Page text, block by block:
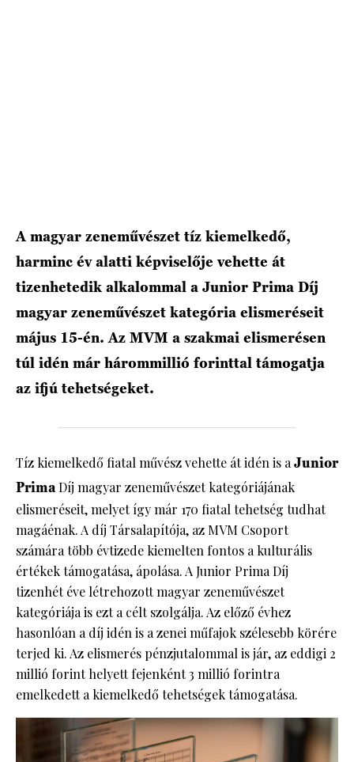
A magyar zeneművészet tíz kiemelkedő,
harminc év alatti képviselője vehette át
tizenhetedik alkalommal a Junior Prima Díj
magyar zeneművészet kategória elismeréseit
május 15-én. Az MVM a szakmai elismerésen
túl idén már hárommillió forinttal támogatja
az ifjú tehetségeket.
Tíz kiemelkedő fiatal művész vehette át idén is aJunior
PrimaDíj magyar zeneművészet kategóriájának
elismeréseit, melyet így már 170 fiatal tehetség tudhat
magáénak. A díj Társalapítója, az MVM Csoport
számára több évtizede kiemelten fontos a kulturális
értékek támogatása, ápolása. A Junior Prima Díj
tizenhét éve létrehozott magyar zeneművészet
kategóriája is ezt a célt szolgálja. Az előző évhez
hasonlóan a díj idén is a zenei műfajok szélesebb körére
terjed ki. Az elismerés pénzjutalommal is jár, az eddigi 2
millió forint helyett fejenként 3 millió forintra
emelkedett a kiemelkedő tehetségek támogatása.